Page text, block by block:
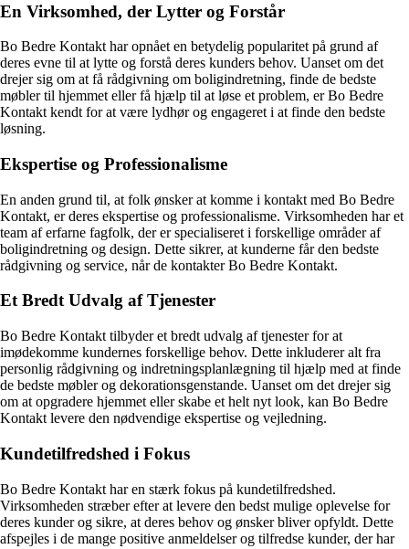
En Virksomhed, der Lytter og Forstår
Bo Bedre Kontakt har opnået en betydelig popularitet på grund af
deres evne til at lytte og forstå deres kunders behov. Uanset om det
drejer sig om at få rådgivning om boligindretning, finde de bedste
møbler til hjemmet eller få hjælp til at løse et problem, er Bo Bedre
Kontakt kendt for at være lydhør og engageret i at finde den bedste
løsning.
Ekspertise og Professionalisme
En anden grund til, at folk ønsker at komme i kontakt med Bo Bedre
Kontakt, er deres ekspertise og professionalisme. Virksomheden har et
team af erfarne fagfolk, der er specialiseret i forskellige områder af
boligindretning og design. Dette sikrer, at kunderne får den bedste
rådgivning og service, når de kontakter Bo Bedre Kontakt.
Et Bredt Udvalg af Tjenester
Bo Bedre Kontakt tilbyder et bredt udvalg af tjenester for at
imødekomme kundernes forskellige behov. Dette inkluderer alt fra
personlig rådgivning og indretningsplanlægning til hjælp med at finde
de bedste møbler og dekorationsgenstande. Uanset om det drejer sig
om at opgradere hjemmet eller skabe et helt nyt look, kan Bo Bedre
Kontakt levere den nødvendige ekspertise og vejledning.
Kundetilfredshed i Fokus
Bo Bedre Kontakt har en stærk fokus på kundetilfredshed.
Virksomheden stræber efter at levere den bedst mulige oplevelse for
deres kunder og sikre, at deres behov og ønsker bliver opfyldt. Dette
afspejles i de mange positive anmeldelser og tilfredse kunder, der har